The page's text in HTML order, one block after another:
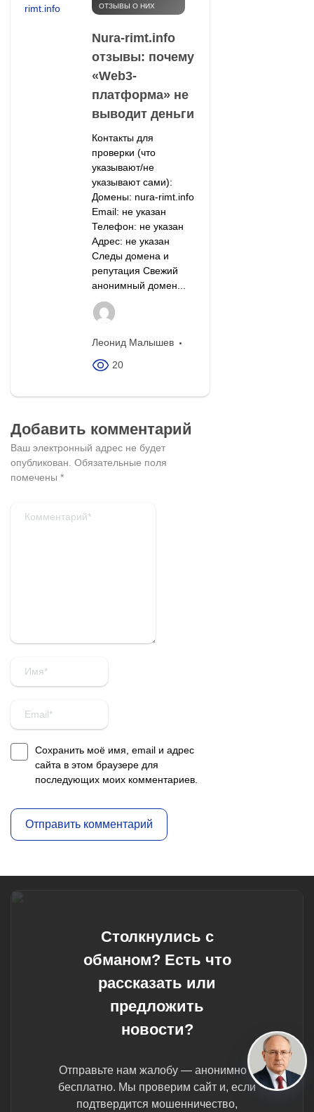
ОТЗЫВЫ О НИХ
Nura-rimt.info
отзывы: почему
«Web3-
платформа» не
выводит деньги
Контакты для
проверки (что
указывают/не
указывают сами):
Домены: nura-rimt.info
Email: не указан
Телефон: не указан
Адрес: не указан
Следы домена и
репутация Свежий
анонимный домен...
Леонид Малышев
20
Добавить комментарий
Ваш электронный адрес не будет
опубликован. Обязательные поля
помечены *
Сохранить моё имя, email и адрес
сайта в этом браузере для
последующих моих комментариев.
Столкнулись с
обманом? Есть что
рассказать или
предложить
новости?
Отправьте нам жалобу — анонимно и
бесплатно. Мы проверим сайт и, если
подтвердится мошенничество,